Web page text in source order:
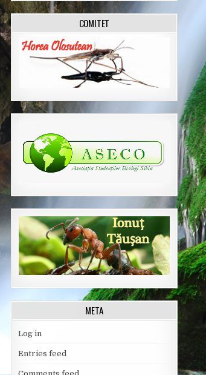
COMITET
META
Log in
Entries feed